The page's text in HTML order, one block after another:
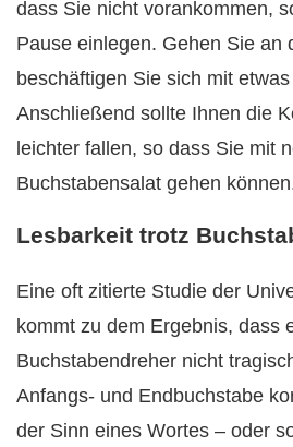
dass Sie nicht vorankommen,
Pause einlegen. Gehen Sie an
beschäftigen Sie sich mit
Anschließend sollte Ihnen die
leichter fallen, so dass Sie mit
Buchstabensalat gehen
Lesbarkeit trotz
Eine oft zitierte Studie der
kommt zu dem Ergebnis, dass
Buchstabendreher nicht
Anfangs- und Endbuchstabe
der Sinn eines Wortes – oder